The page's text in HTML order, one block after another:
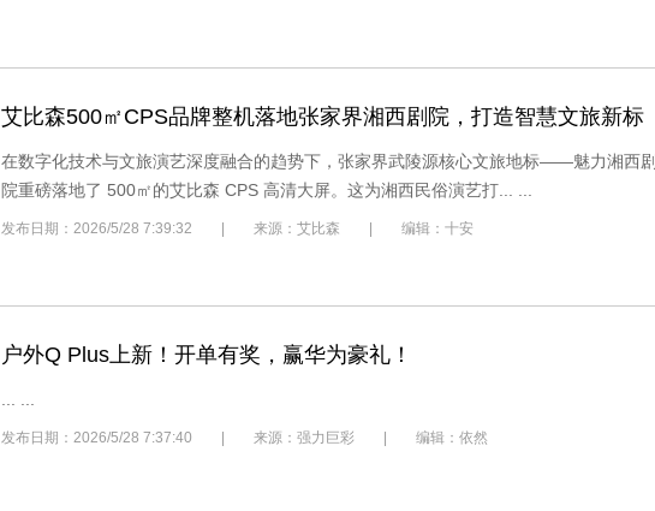
艾比森500㎡CPS品牌整机落地张家界湘西剧院，打造智慧文旅新标
在数字化技术与文旅演艺深度融合的趋势下，张家界武陵源核心文旅地标——魅力湘西剧
院重磅落地了 500㎡的艾比森 CPS 高清大屏。这为湘西民俗演艺打... ...
发布日期：2026/5/28 7:39:32 | 来源：艾比森 | 编辑：十安
户外Q Plus上新！开单有奖，赢华为豪礼！
发布日期：2026/5/28 7:37:40 | 来源：强力巨彩 | 编辑：依然